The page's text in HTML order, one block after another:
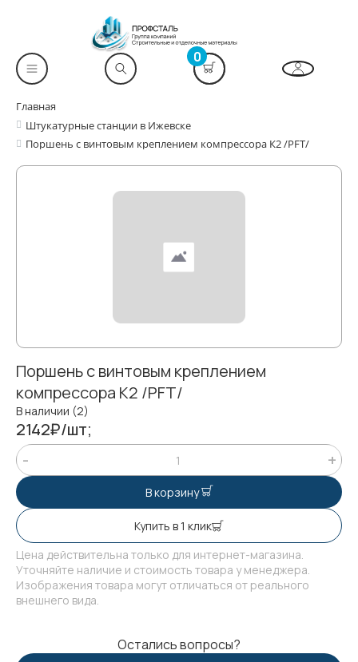
0
Главная
Штукатурные станции в Ижевске
Поршень с винтовым креплением компрессора К2 /PFT/
Поршень с винтовым креплением
компрессора К2 /PFT/
В наличии (2)
2142₽/шт;
В корзину
Купить в 1 клик
Цена действительна только для интернет-магазина.
Уточняйте наличие и стоимость товара у менеджера.
Изображения товара могут отличаться от реального
внешнего вида.
Остались вопросы?